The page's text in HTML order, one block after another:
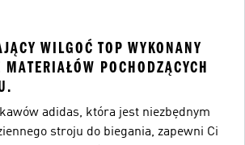
WILGOĆ TOP WYKONANY
POCHODZĄCYCH
adidas, która jest niezbędnym
stroju do biegania, zapewni Ci